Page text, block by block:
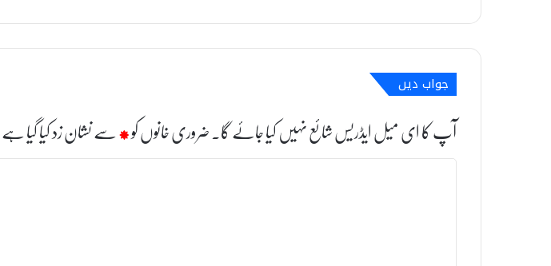
جواب دیں
آپ کا ای میل ایڈریس شائع نہیں کیا جائے گا۔ضروری خانوں کو*سے نشان زد کیا گیا ہے
ت